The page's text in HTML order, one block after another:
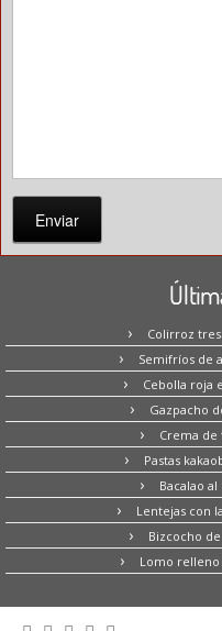
Enviar
Colirroz
Semifríos de
Cebolla roja
Gazpacho
Crema de
Pastas
Bacalao
Lentejas con
Bizcocho
Lomo